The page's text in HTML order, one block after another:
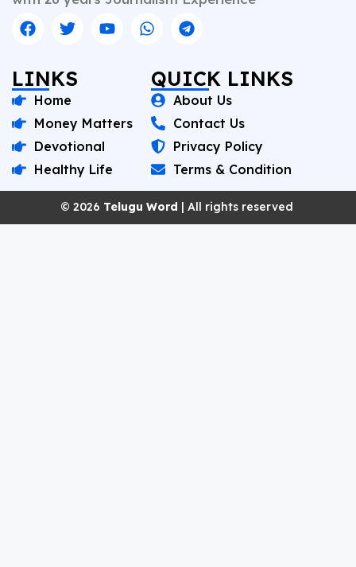
LINKS
Home
Money Matters
Devotional
Healthy Life
QUICK LINKS
About Us
Contact Us
Privacy Policy
Terms & Condition
© 2026 Telugu Word | All rights reserved